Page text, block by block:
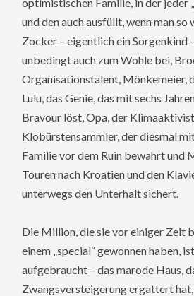
und den auch ausfüllt, wenn man so
Zocker – eigentlich ein Sorgenkind
unbedingt auch zum Wohle bei,
Organisationstalent, Mönkemeier,
Lulu, das Genie, das mit sechs
Bravour löst, Opa, der
Klobürstensammler, der diesmal
Familie vor dem Ruin bewahrt und
Touren nach Kroatien und den
unterwegs den Unterhalt sichert.
Die Million, die sie vor einiger Zeit
einem „special“ gewonnen haben,
aufgebraucht – das marode Haus,
Zwangsversteigerung ergattert hat,